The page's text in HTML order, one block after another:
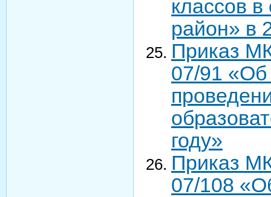
классов
район» в
Приказ
07/91 «Об
году»
Приказ
07/108